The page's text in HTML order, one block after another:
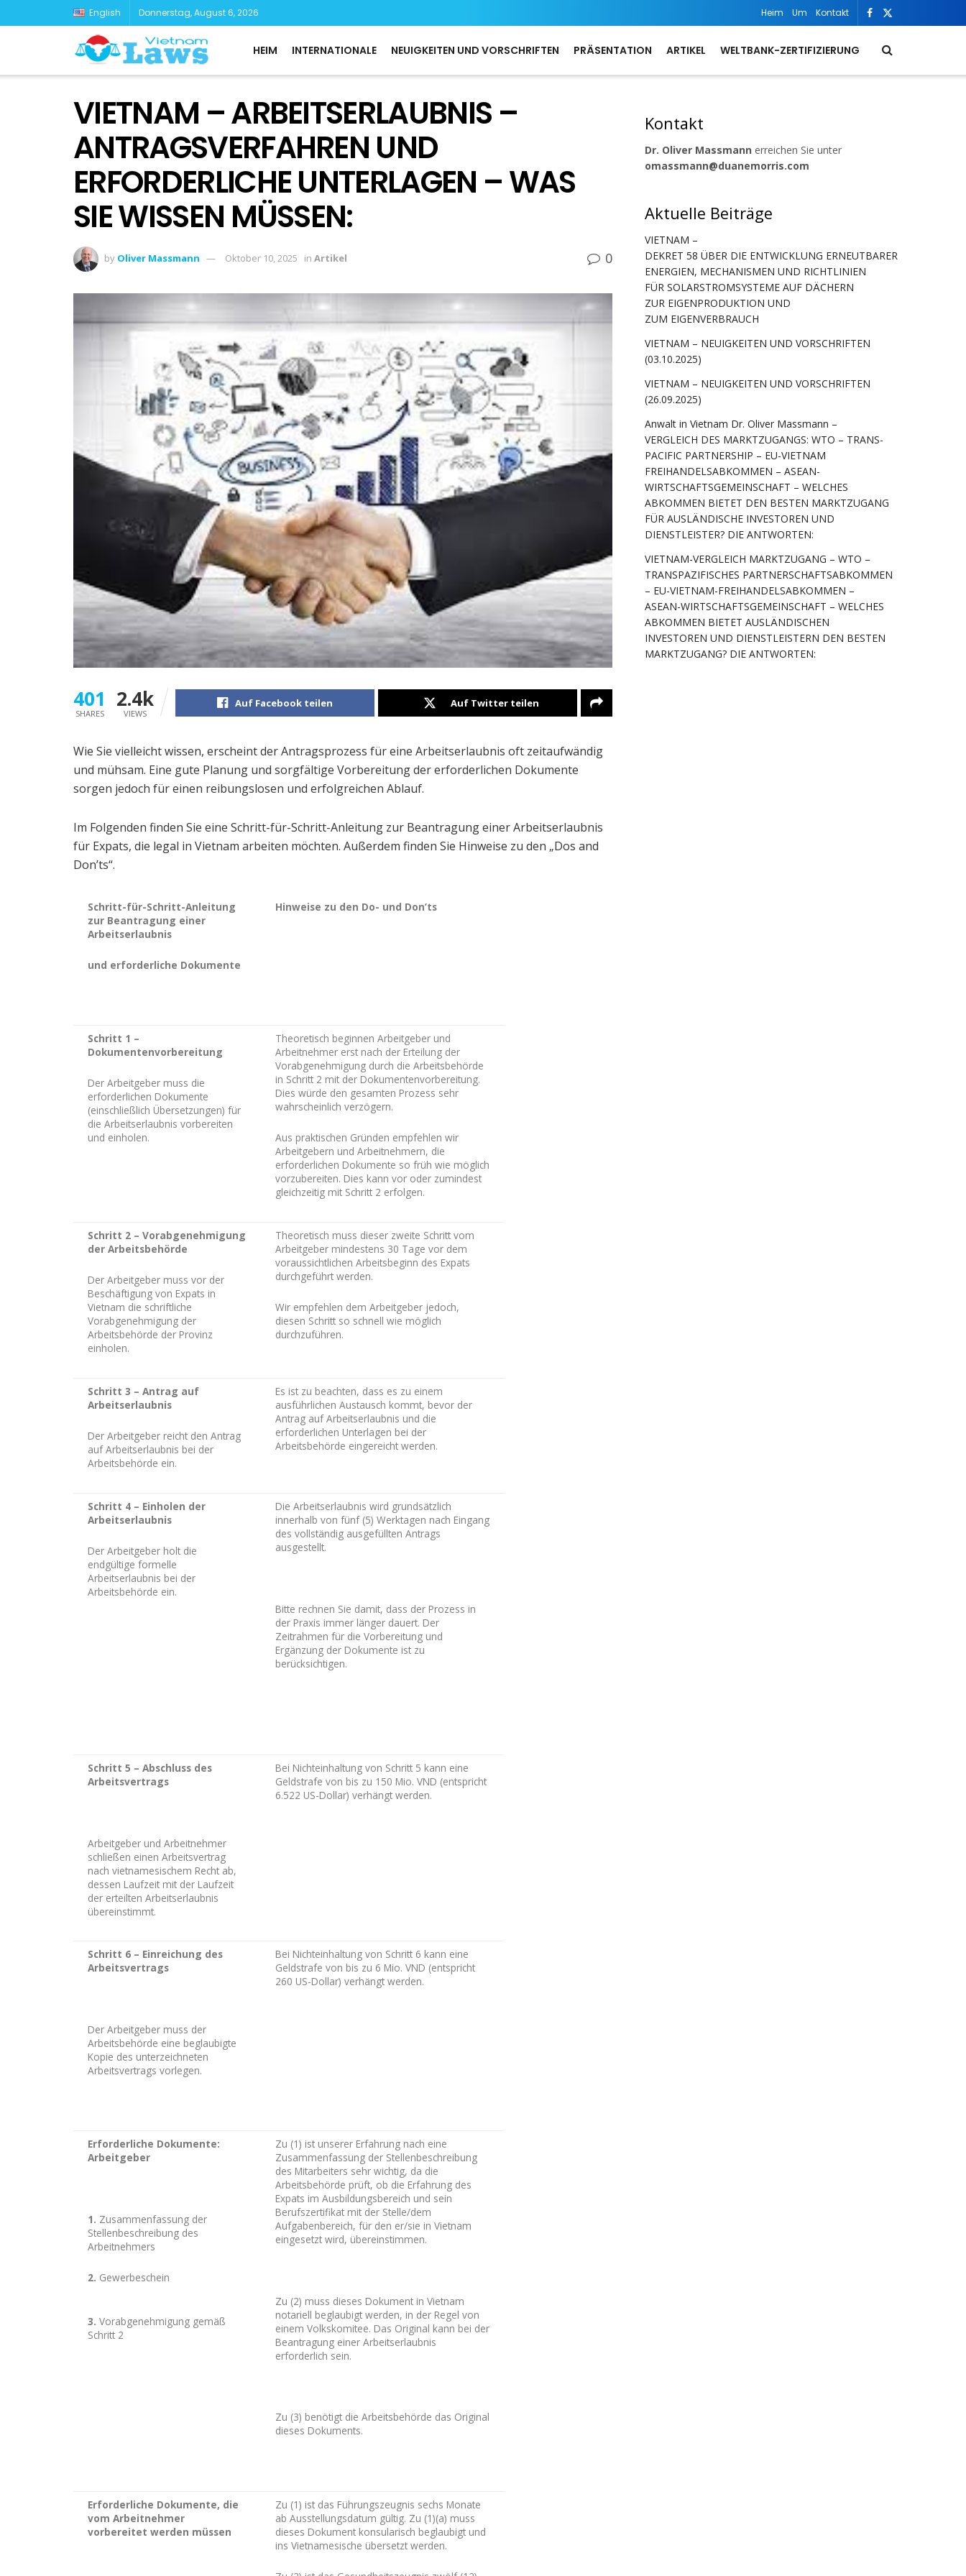
English Donnerstag, August 6, 2026 Heim Um Kontakt
HEIM INTERNATIONALE NEUIGKEITEN UND VORSCHRIFTEN PRÄSENTATION ARTIKEL WELTBANK-ZERTIFIZIERUNG
VIETNAM – ARBEITSERLAUBNIS –
ANTRAGSVERFAHREN UND
ERFORDERLICHE UNTERLAGEN – WAS
SIE WISSEN MÜSSEN:
by Oliver Massmann Oktober 10, 2025 in Artikel 0
401
SHARES
2.4k
VIEWS
Auf Facebook teilen Auf Twitter teilen
Wie Sie vielleicht wissen, erscheint der Antragsprozess für eine Arbeitserlaubnis oft zeitaufwändig
und mühsam. Eine gute Planung und sorgfältige Vorbereitung der erforderlichen Dokumente
sorgen jedoch für einen reibungslosen und erfolgreichen Ablauf.
Im Folgenden finden Sie eine Schritt-für-Schritt-Anleitung zur Beantragung einer Arbeitserlaubnis
für Expats, die legal in Vietnam arbeiten möchten. Außerdem finden Sie Hinweise zu den „Dos and
Don’ts“.
Schritt-für-Schritt-Anleitung
zur Beantragung einer
Arbeitserlaubnis
und erforderliche Dokumente
Hinweise zu den Do- und Don’ts
Schritt 1 –
Dokumentenvorbereitung
Der Arbeitgeber muss die
erforderlichen Dokumente
(einschließlich Übersetzungen) für
die Arbeitserlaubnis vorbereiten
und einholen.
Theoretisch beginnen Arbeitgeber und
Arbeitnehmer erst nach der Erteilung der
Vorabgenehmigung durch die Arbeitsbehörde
in Schritt 2 mit der Dokumentenvorbereitung.
Dies würde den gesamten Prozess sehr
wahrscheinlich verzögern.
Aus praktischen Gründen empfehlen wir
Arbeitgebern und Arbeitnehmern, die
erforderlichen Dokumente so früh wie möglich
vorzubereiten. Dies kann vor oder zumindest
gleichzeitig mit Schritt 2 erfolgen.
Schritt 2 – Vorabgenehmigung
der Arbeitsbehörde
Der Arbeitgeber muss vor der
Beschäftigung von Expats in
Vietnam die schriftliche
Vorabgenehmigung der
Arbeitsbehörde der Provinz
einholen.
Theoretisch muss dieser zweite Schritt vom
Arbeitgeber mindestens 30 Tage vor dem
voraussichtlichen Arbeitsbeginn des Expats
durchgeführt werden.
Wir empfehlen dem Arbeitgeber jedoch,
diesen Schritt so schnell wie möglich
durchzuführen.
Schritt 3 – Antrag auf
Arbeitserlaubnis
Der Arbeitgeber reicht den Antrag
auf Arbeitserlaubnis bei der
Arbeitsbehörde ein.
Es ist zu beachten, dass es zu einem
ausführlichen Austausch kommt, bevor der
Antrag auf Arbeitserlaubnis und die
erforderlichen Unterlagen bei der
Arbeitsbehörde eingereicht werden.
Schritt 4 – Einholen der
Arbeitserlaubnis
Der Arbeitgeber holt die
endgültige formelle
Arbeitserlaubnis bei der
Arbeitsbehörde ein.
Die Arbeitserlaubnis wird grundsätzlich
innerhalb von fünf (5) Werktagen nach Eingang
des vollständig ausgefüllten Antrags
ausgestellt.
Bitte rechnen Sie damit, dass der Prozess in
der Praxis immer länger dauert. Der
Zeitrahmen für die Vorbereitung und
Ergänzung der Dokumente ist zu
berücksichtigen.
Schritt 5 – Abschluss des
Arbeitsvertrags
Arbeitgeber und Arbeitnehmer
schließen einen Arbeitsvertrag
nach vietnamesischem Recht ab,
dessen Laufzeit mit der Laufzeit
der erteilten Arbeitserlaubnis
übereinstimmt.
Bei Nichteinhaltung von Schritt 5 kann eine
Geldstrafe von bis zu 150 Mio. VND (entspricht
6.522 US-Dollar) verhängt werden.
Schritt 6 – Einreichung des
Arbeitsvertrags
Der Arbeitgeber muss der
Arbeitsbehörde eine beglaubigte
Kopie des unterzeichneten
Arbeitsvertrags vorlegen.
Bei Nichteinhaltung von Schritt 6 kann eine
Geldstrafe von bis zu 6 Mio. VND (entspricht
260 US-Dollar) verhängt werden.
Erforderliche Dokumente:
Arbeitgeber
1. Zusammenfassung der
Stellenbeschreibung des
Arbeitnehmers
2. Gewerbeschein
3. Vorabgenehmigung gemäß
Schritt 2
Zu (1) ist unserer Erfahrung nach eine
Zusammenfassung der Stellenbeschreibung
des Mitarbeiters sehr wichtig, da die
Arbeitsbehörde prüft, ob die Erfahrung des
Expats im Ausbildungsbereich und sein
Berufszertifikat mit der Stelle/dem
Aufgabenbereich, für den er/sie in Vietnam
eingesetzt wird, übereinstimmen.
Zu (2) muss dieses Dokument in Vietnam
notariell beglaubigt werden, in der Regel von
einem Volkskomitee. Das Original kann bei der
Beantragung einer Arbeitserlaubnis
erforderlich sein.
Zu (3) benötigt die Arbeitsbehörde das Original
dieses Dokuments.
Erforderliche Dokumente, die
vom Arbeitnehmer
vorbereitet werden müssen
Zu (1) ist das Führungszeugnis sechs Monate
ab Ausstellungsdatum gültig. Zu (1)(a) muss
dieses Dokument konsularisch beglaubigt und
ins Vietnamesische übersetzt werden.
Kontakt
Dr. Oliver Massmann erreichen Sie unter
omassmann@duanemorris.com
Aktuelle Beiträge
VIETNAM –
DEKRET 58 ÜBER DIE ENTWICKLUNG ERNEUTBARER
ENERGIEN, MECHANISMEN UND RICHTLINIEN
FÜR SOLARSTROMSYSTEME AUF DÄCHERN
ZUR EIGENPRODUKTION UND
ZUM EIGENVERBRAUCH
VIETNAM – NEUIGKEITEN UND VORSCHRIFTEN
(03.10.2025)
VIETNAM – NEUIGKEITEN UND VORSCHRIFTEN
(26.09.2025)
Anwalt in Vietnam Dr. Oliver Massmann –
VERGLEICH DES MARKTZUGANGS: WTO – TRANS-
PACIFIC PARTNERSHIP – EU-VIETNAM
FREIHANDELSABKOMMEN – ASEAN-
WIRTSCHAFTSGEMEINSCHAFT – WELCHES
ABKOMMEN BIETET DEN BESTEN MARKTZUGANG
FÜR AUSLÄNDISCHE INVESTOREN UND
DIENSTLEISTER? DIE ANTWORTEN:
VIETNAM-VERGLEICH MARKTZUGANG – WTO –
TRANSPAZIFISCHES PARTNERSCHAFTSABKOMMEN
– EU-VIETNAM-FREIHANDELSABKOMMEN –
ASEAN-WIRTSCHAFTSGEMEINSCHAFT – WELCHES
ABKOMMEN BIETET AUSLÄNDISCHEN
INVESTOREN UND DIENSTLEISTERN DEN BESTEN
MARKTZUGANG? DIE ANTWORTEN: